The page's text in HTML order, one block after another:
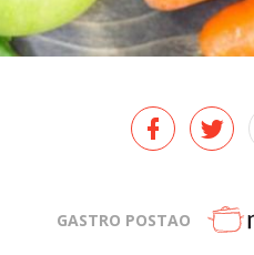
GASTRO POSTAO